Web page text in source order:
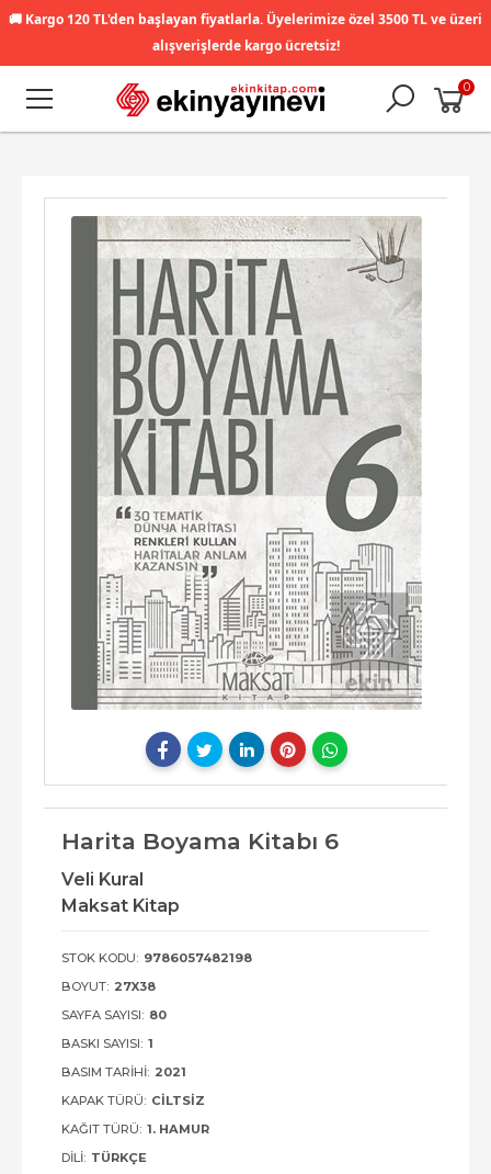
🚚 Kargo 120 TL'den başlayan fiyatlarla. Üyelerimize özel 3500 TL ve üzeri
alışverişlerde kargo ücretsiz!
0
Harita Boyama Kitabı 6
Veli Kural
Maksat Kitap
STOK KODU: 9786057482198
BOYUT: 27X38
SAYFA SAYISI: 80
BASKI SAYISI: 1
BASIM TARIHI: 2021
KAPAK TÜRÜ: CILTSIZ
KAĞIT TÜRÜ: 1. HAMUR
DILI: TÜRKÇE